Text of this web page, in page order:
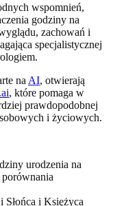
wspomnień,
godziny na
zachowań i
specjalistycznej
na AI, otwierają
, które pomaga w
prawdopodobnej
i życiowych.
urodzenia na
Słońca i Księżyca